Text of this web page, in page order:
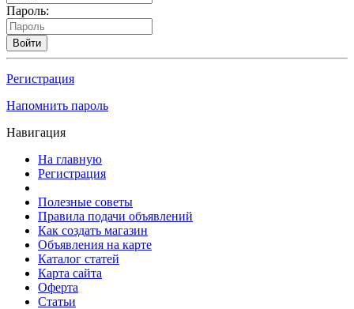
Пароль:
Войти
Регистрация
Напомнить пароль
Навигация
На главную
Регистрация
Полезные советы
Правила подачи объявлений
Как создать магазин
Объявления на карте
Каталог статей
Карта сайта
Оферта
Статьи